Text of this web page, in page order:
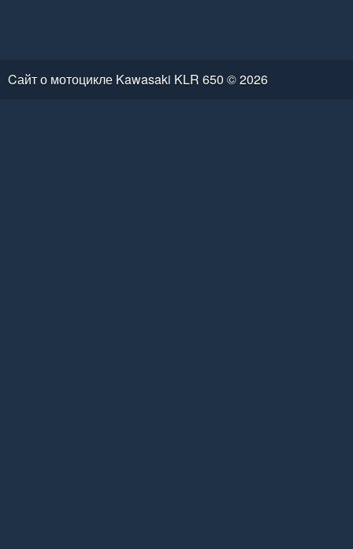
Cайт о мотоцикле Kawasaki KLR 650 © 2026